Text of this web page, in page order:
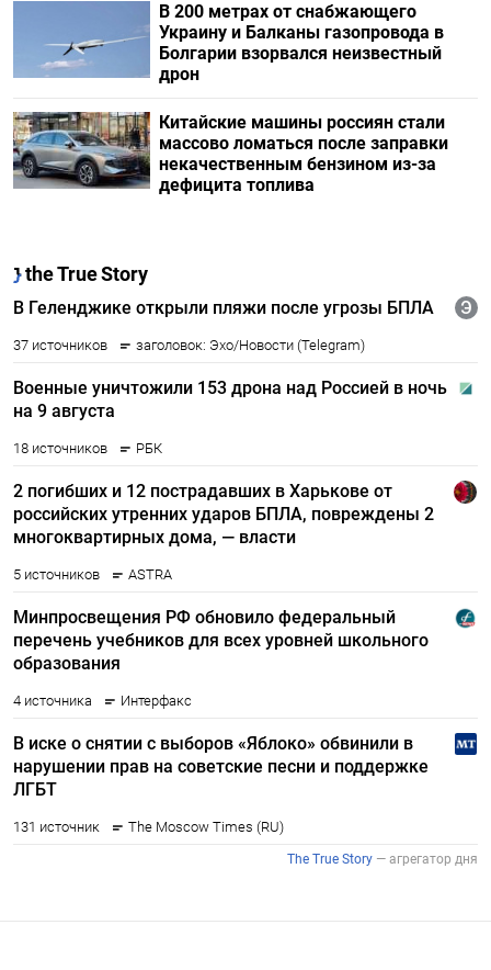
В 200 метрах от снабжающего
Украину и Балканы газопровода в
Болгарии взорвался неизвестный
дрон
Китайские машины россиян стали
массово ломаться после заправки
некачественным бензином из-за
дефицита топлива